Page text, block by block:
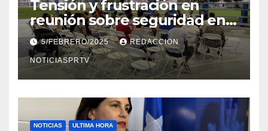
Tensión y frustración en
reunión sobre seguridad en
Reparto Metropolitano
5/FEBRERO/2025 REDACCION
NOTICIASPRTV
NOTICIAS ULTIMA HORA